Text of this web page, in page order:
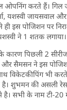
ओपनिंग करते हैं। गिल
यशस्वी जायसवाल
ही इस पोजिशन पर
ने 1 शतक लगाया।
कारण पिछली 2
सैमसन ने इस
विकेटकीपिंग भी
है। शुभमन की असली
सभी के नाम टी-20